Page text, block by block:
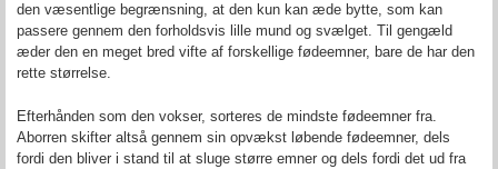
den væsentlige begrænsning, at den kun kan æde bytte, som kan
passere gennem den forholdsvis lille mund og svælget. Til gengæld
æder den en meget bred vifte af forskellige fødeemner, bare de har den
rette størrelse.
Efterhånden som den vokser, sorteres de mindste fødeemner fra.
Aborren skifter altså gennem sin opvækst løbende fødeemner, dels
fordi den bliver i stand til at sluge større emner og dels fordi det ud fra